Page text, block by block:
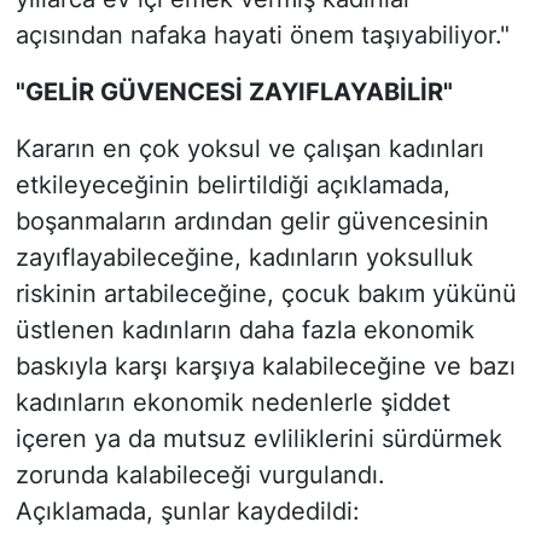
açısından nafaka hayati önem taşıyabiliyor."
"GELİR GÜVENCESİ ZAYIFLAYABİLİR"
Kararın en çok yoksul ve çalışan kadınları
etkileyeceğinin belirtildiği açıklamada,
boşanmaların ardından gelir güvencesinin
zayıflayabileceğine, kadınların yoksulluk
riskinin artabileceğine, çocuk bakım yükünü
üstlenen kadınların daha fazla ekonomik
baskıyla karşı karşıya kalabileceğine ve bazı
kadınların ekonomik nedenlerle şiddet
içeren ya da mutsuz evliliklerini sürdürmek
zorunda kalabileceği vurgulandı.
Açıklamada, şunlar kaydedildi: